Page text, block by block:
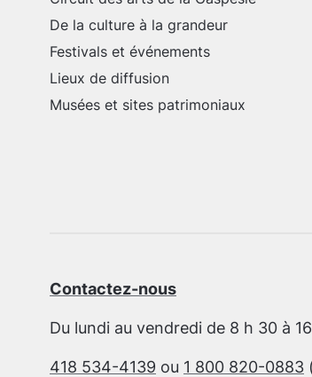
De la culture à la grandeur
Festivals et événements
Lieux de diffusion
Musées et sites patrimoniaux
Contactez-nous
Du lundi au vendredi de 8 h 30 à
418 534-4139 ou 1 800 820-0883